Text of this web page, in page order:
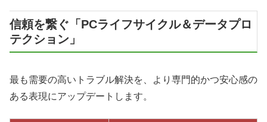
信頼を繋ぐ「PCライフサイクル＆データプロ
テクション」
最も需要の高いトラブル解決を、より専門的かつ安心感の
ある表現にアップデートします。